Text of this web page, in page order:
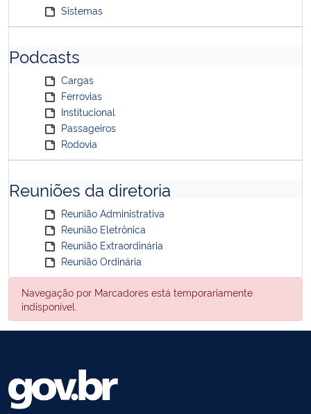
Sistemas
Podcasts
Cargas
Ferrovias
Institucional
Passageiros
Rodovia
Reuniões da diretoria
Reunião Administrativa
Reunião Eletrônica
Reunião Extraordinária
Reunião Ordinária
Navegação por Marcadores está temporariamente
indisponível.